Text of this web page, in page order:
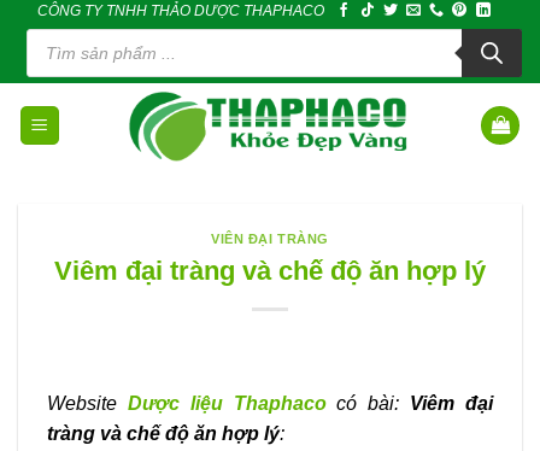
content
CÔNG TY TNHH THẢO DƯỢC THAPHACO
Tìm
kiếm
phẩm
VIÊN ĐẠI TRÀNG
Viêm đại tràng và chế độ ăn hợp lý
Website Dược liệu Thaphacocó bài: Viêm đại
tràng và chế độ ăn hợp lý: